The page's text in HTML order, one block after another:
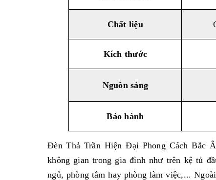
Chất liệu
Kích thước
Nguồn sáng
Bảo hành
Đèn Thả Trần Hiện Đại Phong Cách Bắc
không gian trong gia đình như trên kệ tủ
ngủ, phòng tắm hay phòng làm việc,...